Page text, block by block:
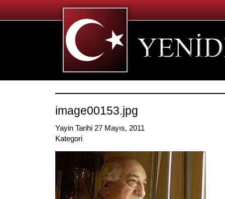
image00153.jpg
Yayin Tarihi 27 Mayıs, 2011
Kategori